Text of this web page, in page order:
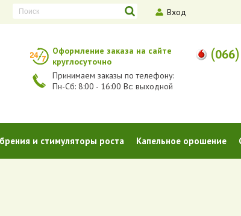
Вход
Оформление заказа на сайте
круглосуточно
Принимаем заказы по телефону:
Пн-Сб: 8:00 - 16:00 Вс: выходной
(066)
и стимуляторы роста Капельное орошение